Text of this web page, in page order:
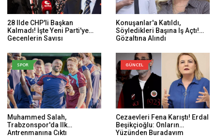
28 Ilde CHP'li Başkan
Kalmadı! İşte Yeni Parti'ye
Geçenlerin Sayısı
Konuşanlar'a Katıldı,
Söyledikleri Başına Iş Açtı!
Gözaltına Alındı
SPOR
Muhammed Salah,
Trabzonspor'da Ilk
Antrenmanına Çıktı
GÜNCEL
Cezaevleri Fena Karıştı! Erdal
Beşikçioğlu: Onların
Yüzünden Buradayım